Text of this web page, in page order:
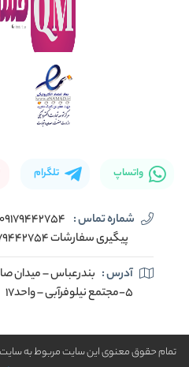
واتساپ تلگرام
شماره تماس : 09179442754
پیگیری سفارشات 09179442754
آدرس : بندرعباس – میدان
5-مجتمع نیلوفرآبی – واحد17
تمام حقوق معنوی این سایت مربوط به